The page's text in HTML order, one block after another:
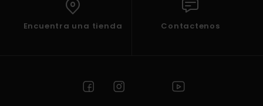
Encuentra una tienda Contactenos